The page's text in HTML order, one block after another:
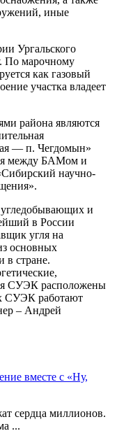
иные
Ургальского
По марочному
как газовый
участка владеет
района являются
— п. Чегдомын»
между БАМом и
научно-
и
в России
угля на
основных
в стране.
СУЭК расположены
СУЭК работают
– Андрей
вместе с «Ну,
сердца миллионов.
...